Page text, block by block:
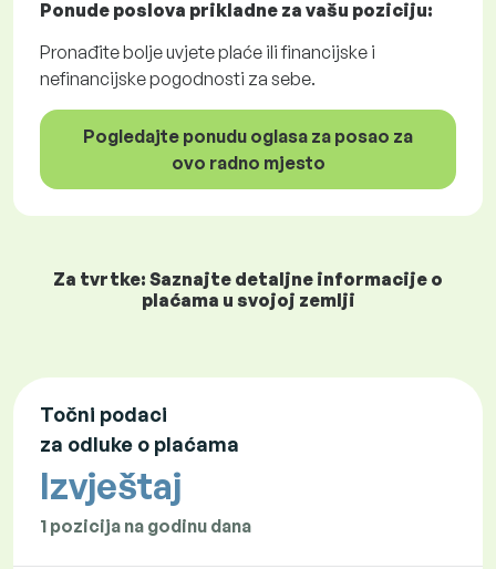
Ponude poslova prikladne za vašu poziciju:
Pronađite bolje uvjete plaće ili financijske i
nefinancijske pogodnosti za sebe.
Pogledajte ponudu oglasa za posao za
ovo radno mjesto
Za tvrtke: Saznajte detaljne informacije o
plaćama u svojoj zemlji
Točni podaci
za odluke o plaćama
Izvještaj
1 pozicija na godinu dana